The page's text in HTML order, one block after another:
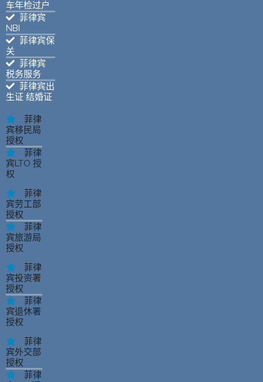
车年检过户
菲律宾
NBI
菲律宾保
关
菲律宾
税务服务
菲律宾出
生证 结婚证
菲律
宾移民局
授权
菲律
宾LTO 授
权
菲律
宾劳工部
授权
菲律
宾旅游局
授权
菲律
宾投资署
授权
菲律
宾退休署
授权
菲律
宾外交部
授权
菲律